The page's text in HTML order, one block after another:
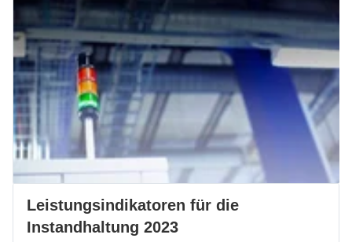
Leistungsindikatoren für die
Instandhaltung 2023